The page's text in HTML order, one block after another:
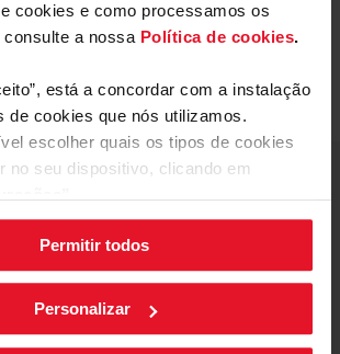
cookies e como processamos os
a nossa Política de cookies.
está a concordar com a instalação
de cookies que nós utilizamos.
escolher quais os tipos de cookies
no seu dispositivo, clicando em
de cookies podem ser alteradas a
clicando no botão preto posicionado
do ecrã.
Permitir todos
Personalizar
tais como puxadores, dobradiças
cestos
800 300 581
chamada gratuita
feira – Sexta feira
Sábado
9:00 - 13:00